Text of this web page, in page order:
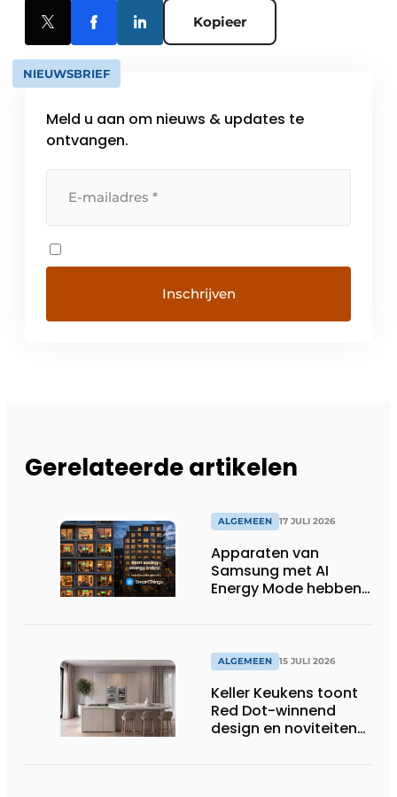
Kopieer
NIEUWSBRIEF
Meld u aan om nieuws & updates te
ontvangen.
Gerelateerde artikelen
ALGEMEEN 17 JULI 2026
Apparaten van
Samsung met AI
Energy Mode hebben
huishoudens, wat
overeenkomt met het
wassen van 22.023.110
voetbalshirts
ALGEMEEN 15 JULI 2026
Keller Keukens toont
Red Dot-winnend
design en noviteiten